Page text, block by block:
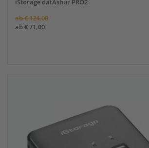
iStorage datAshur PRO2
ab€124,00
ab€71,00